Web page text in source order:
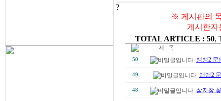
?
※ 게시판의
게시한자
TOTAL ARTICLE : 50,
50 뱅뱅2 문
49 뱅뱅2
48 삼지창